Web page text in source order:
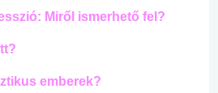
Miről ismerhető fel?
emberek?